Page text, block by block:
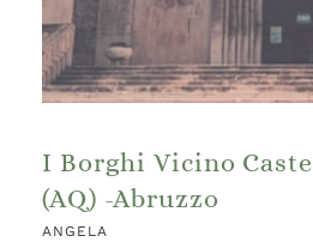
I Borghi Vicino
(AQ) -Abruzzo
ANGELA